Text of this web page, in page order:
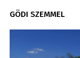
GÖDI SZEMMEL